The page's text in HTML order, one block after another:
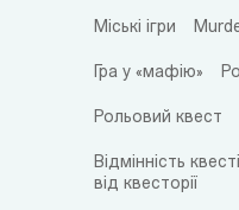
Міські ігри
Гра у «мафію»
Рольовий квест
Відмінність
від квесторії